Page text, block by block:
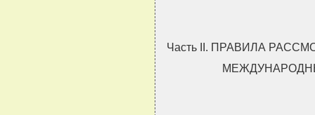
Часть II. ПРАВИЛА